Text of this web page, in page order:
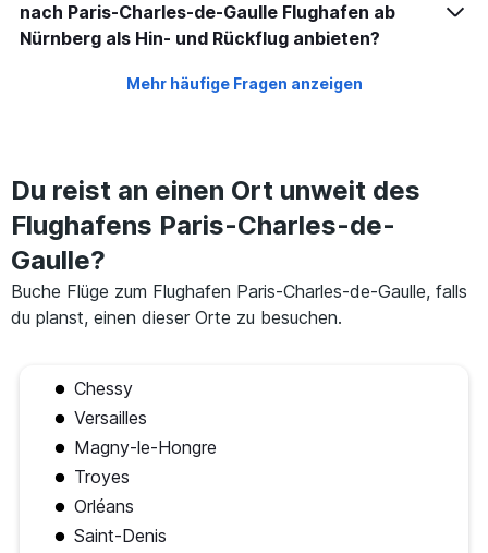
nach Paris-Charles-de-Gaulle Flughafen ab
Nürnberg als Hin- und Rückflug anbieten?
Mehr häufige Fragen anzeigen
Du reist an einen Ort unweit des
Flughafens Paris-Charles-de-
Gaulle?
Buche Flüge zum Flughafen Paris-Charles-de-Gaulle, falls
du planst, einen dieser Orte zu besuchen.
Chessy
Versailles
Magny-le-Hongre
Troyes
Orléans
Saint-Denis